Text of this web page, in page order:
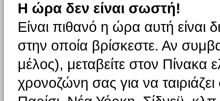
Η ώρα δεν είναι σωστή!
Είναι πιθανό η ώρα αυτή είναι
στην οποία βρίσκεστε. Αν
μέλος), μεταβείτε στον Πίνακα
χρονοζώνη σας για να